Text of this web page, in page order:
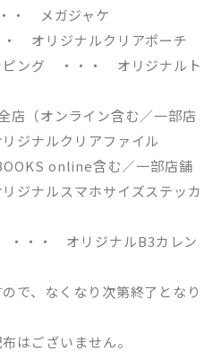
・ メガジャケ
オリジナルクリアポーチ
ピング ・・・ オリジナルト
店（オンライン含む／一部店
ナルクリアファイル
online含む／一部店舗
ナルスマホサイズステッカ
・・ オリジナルB3カレン
で、なくなり次第終了となり
はございません。